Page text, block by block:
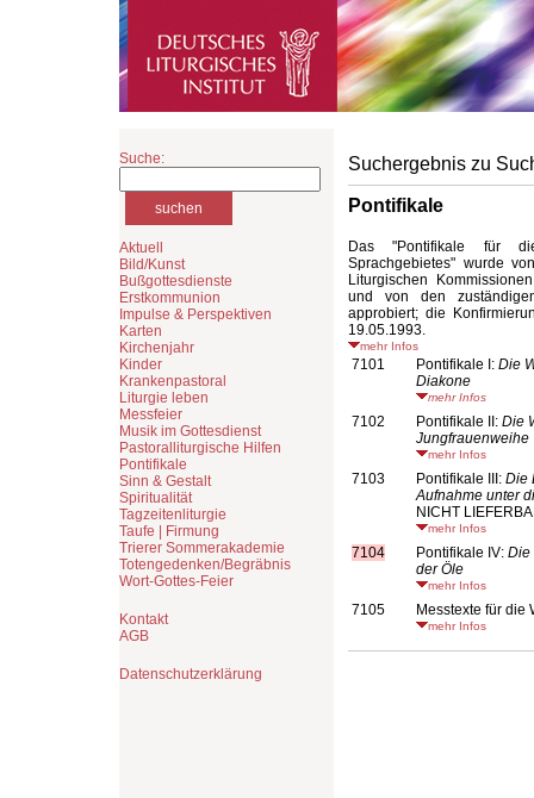
Suche:
Aktuell
Bild/Kunst
Bußgottesdienste
Erstkommunion
Impulse & Perspektiven
Karten
Kirchenjahr
Kinder
Krankenpastoral
Liturgie leben
Messfeier
Musik im Gottesdienst
Pastoralliturgische Hilfen
Pontifikale
Sinn & Gestalt
Spiritualität
Tagzeitenliturgie
Taufe | Firmung
Trierer Sommerakademie
Totengedenken/Begräbnis
Wort-Gottes-Feier
Kontakt
AGB
Datenschutzerklärung
Suchergebnis zu
Pontifikale
Das "Pontifikale für
Sprachgebietes" wurde
Liturgischen
und von den
approbiert; die
19.05.1993.
mehr Infos
7101 Pontifikale I: Die
Diakone
mehr Infos
7102 Pontifikale II: Die
Jungfrauenweihe
mehr Infos
7103 Pontifikale III: Die
Aufnahme unter
NICHT
mehr Infos
7104 Pontifikale IV: Die
der Öle
mehr Infos
7105 Messtexte für die
mehr Infos